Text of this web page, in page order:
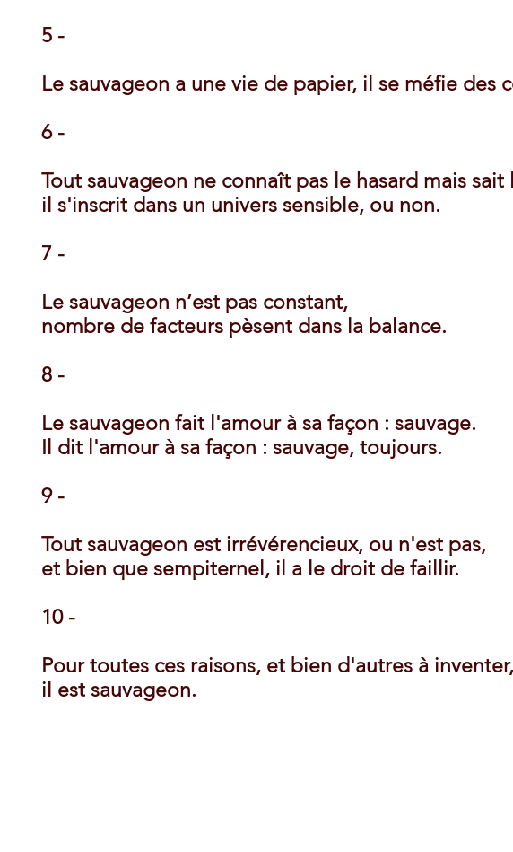
5 -
Le sauvageon a une vie de papier, il se méfie des
6 -
Tout sauvageon ne connaît pas le hasard mais sait
il s'inscrit dans un univers sensible, ou non.
7 -
Le sauvageon n’est pas constant,
nombre de facteurs pèsent dans la balance.
8 -
Le sauvageon fait l'amour à sa façon : sauvage.
Il dit l'amour à sa façon : sauvage, toujours.
9 -
Tout sauvageon est irrévérencieux, ou n'est pas,
et bien que sempiternel, il a le droit de faillir.
10 -
Pour toutes ces raisons, et bien d'autres à inventer,
il est sauvageon.